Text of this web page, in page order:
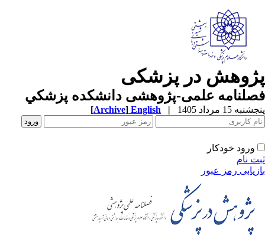
در پزشکی
علمی-پژوهشی دانشکده پزشکي
15 مرداد 1405 |
English
[Archive]
ورود خودکار
نام
رمز عبور